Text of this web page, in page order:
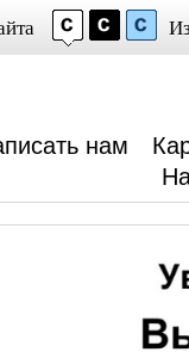
нам